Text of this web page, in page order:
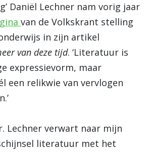
Daniël Lechner nam vorig jaar
van de Volkskrant stelling
in zijn artikel
van deze tijd. ‘Literatuur is
expressievorm, maar
een relikwie van vervlogen
Lechner verwart naar mijn
literatuur met het